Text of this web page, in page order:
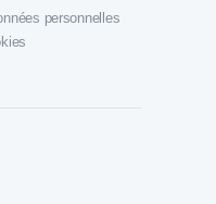
personnelles